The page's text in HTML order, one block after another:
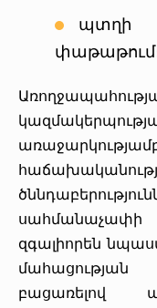
պտղի
զգալիորեն
մահացության
բացառելով